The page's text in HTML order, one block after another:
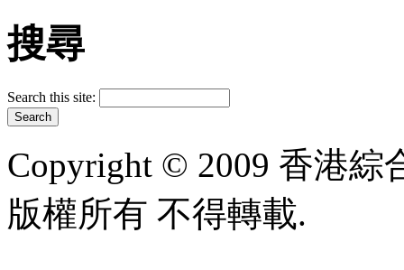
搜尋
Search this site:
Copyright © 2009 香港綜
版權所有 不得轉載.